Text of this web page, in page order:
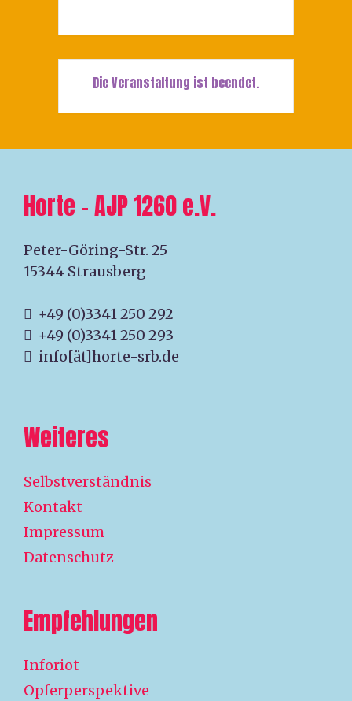
Die Veranstaltung ist beendet.
Horte – AJP 1260 e.V.
Peter-Göring-Str. 25
15344 Strausberg
+49 (0)3341 250 292
+49 (0)3341 250 293
info[ät]horte-srb.de
Weiteres
Selbstverständnis
Kontakt
Impressum
Datenschutz
Empfehlungen
Inforiot
Opferperspektive